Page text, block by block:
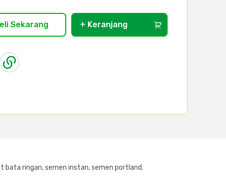
Sekarang + Keranjang
bata ringan, semen instan, semen portland.